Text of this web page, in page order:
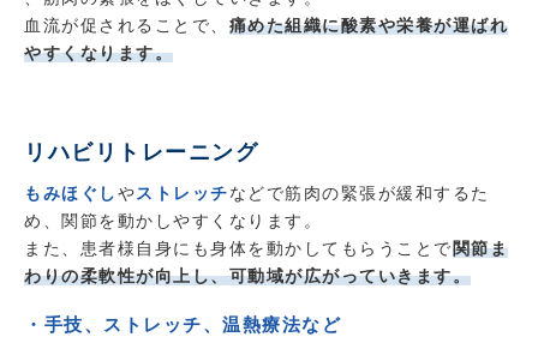
血流が促されることで、 痛めた組織に酸素や栄養が運ばれ
やすくなります。
リハビリトレーニング
もみほぐしやストレッチなどで筋肉の緊張が緩和するた
め、関節を動かしやすくなります。
また、患者様自身にも身体を動かしてもらうことで関節ま
わりの柔軟性が向上し、可動域が広がっていきます。
・手技、ストレッチ、温熱療法など